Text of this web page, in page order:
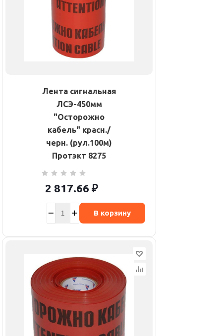
Лента сигнальная
ЛСЭ-450мм
"Осторожно
кабель" красн./
черн. (рул.100м)
Протэкт 8275
2 817.66 ₽
В корзину